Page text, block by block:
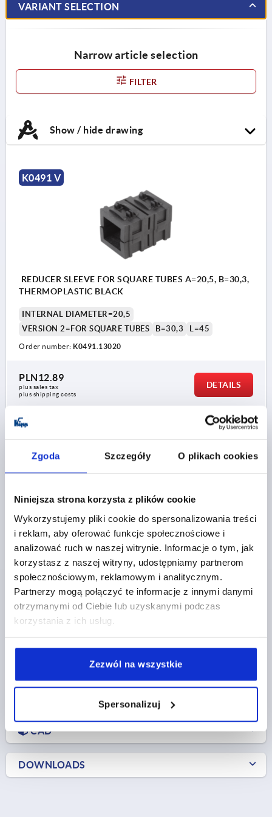
Zgoda Szczegóły O plikach cookies
Niniejsza strona korzysta z plików cookie
Wykorzystujemy pliki cookie do spersonalizowania treści
i reklam, aby oferować funkcje społecznościowe i
analizować ruch w naszej witrynie. Informacje o tym, jak
korzystasz z naszej witryny, udostępniamy partnerom
społecznościowym, reklamowym i analitycznym.
Partnerzy mogą połączyć te informacje z innymi danymi
otrzymanymi od Ciebie lub uzyskanymi podczas
korzystania z ich usług.
Zezwól na wszystkie
Spersonalizuj
VARIANT SELECTION
Narrow article selection
FILTER
Show / hide drawing
K0491 V
REDUCER SLEEVE FOR SQUARE TUBES A=20,5, B=30,3,
THERMOPLASTIC BLACK
INTERNAL DIAMETER=20,5
VERSION 2=FOR SQUARE TUBES
B=30,3 L=45
Order number: K0491.13020
PLN12.89
plus sales tax
plus shipping costs
DETAILS
K0491 V
REDUCER SLEEVE FOR SQUARE TUBES A=25,5, B=30,3,
THERMOPLASTIC BLACK
INTERNAL DIAMETER=25,5
VERSION 2=FOR SQUARE TUBES
B=30,3 L=45
K0491.13025
plus shipping costs
CAD
DOWNLOADS